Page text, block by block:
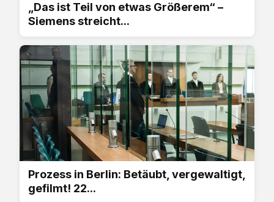
„Das ist Teil von etwas Größerem“ –
Siemens streicht...
Prozess in Berlin: Betäubt, vergewaltigt,
gefilmt! 22...